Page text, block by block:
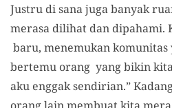
Justru di sana juga banyak
merasa dilihat dan dipahami.
baru, menemukan komunitas
bertemu orang yang bikin
aku enggak sendirian.”